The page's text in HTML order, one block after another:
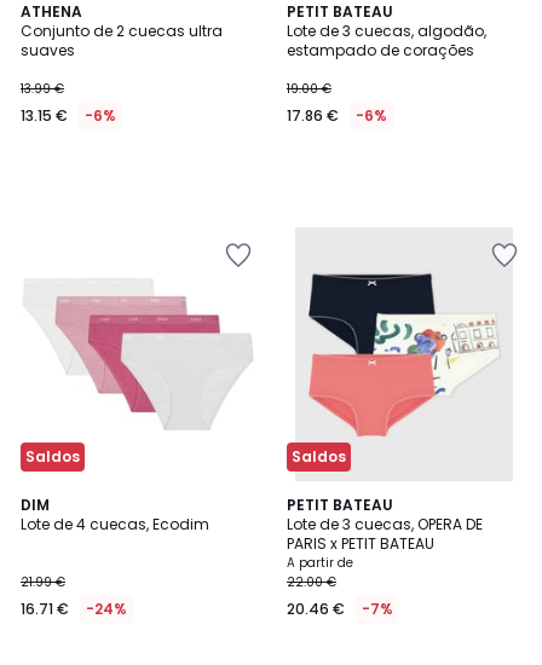
ATHENA
Conjunto de 2 cuecas ultra
suaves
13.99 €
13.15 € -6%
PETIT BATEAU
Lote de 3 cuecas, algodão,
estampado de corações
19.00 €
17.86 € -6%
Saldos
DIM
Lote de 4 cuecas, Ecodim
21.99 €
16.71 € -24%
5
/
Saldos
PETIT BATEAU
Lote de 3 cuecas, OPERA DE
PARIS x PETIT BATEAU
A partir de
22.00 €
20.46 € -7%